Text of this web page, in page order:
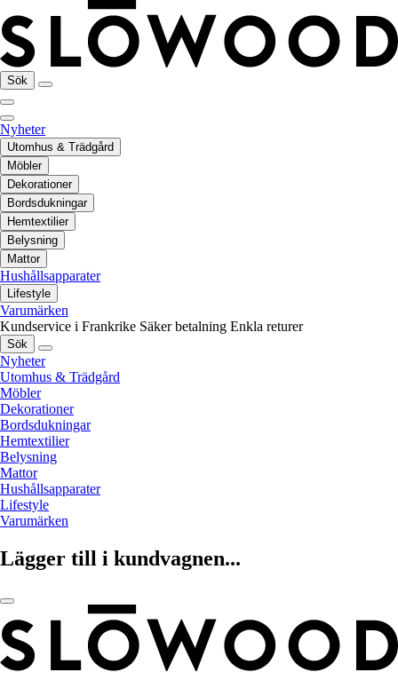
Sök
Nyheter
Utomhus & Trädgård
Möbler
Dekorationer
Bordsdukningar
Hemtextilier
Belysning
Mattor
Hushållsapparater
Lifestyle
Varumärken
Kundservice i Frankrike Säker betalning Enkla returer
Sök
Nyheter
Utomhus & Trädgård
Möbler
Dekorationer
Bordsdukningar
Hemtextilier
Belysning
Mattor
Hushållsapparater
Lifestyle
Varumärken
Lägger till i kundvagnen...